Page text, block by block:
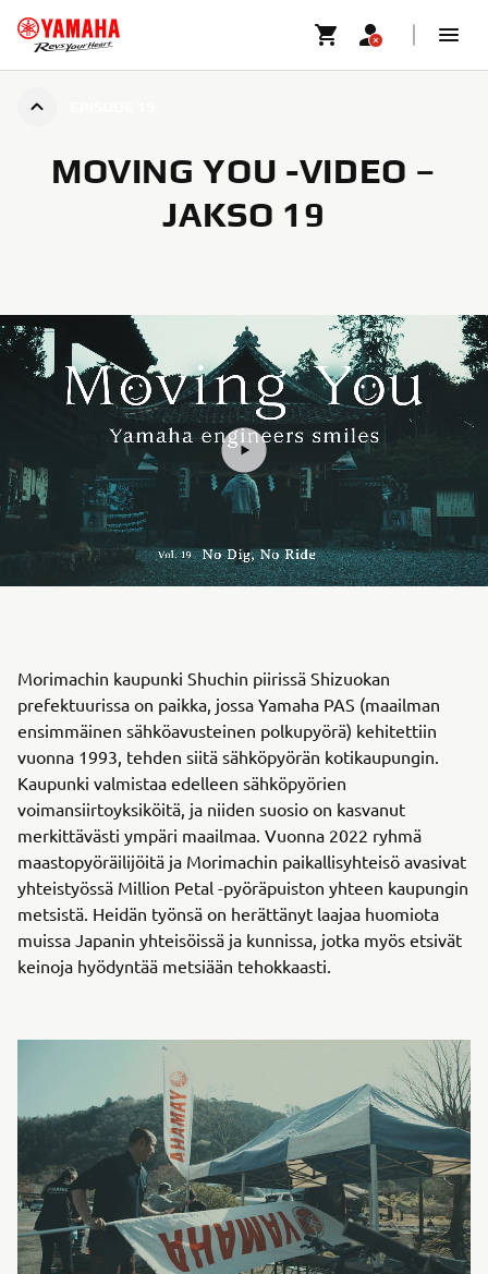
MOVING YOU -VIDEO –
JAKSO 19
Morimachin kaupunki Shuchin piirissä Shizuokan
prefektuurissa on paikka, jossa Yamaha PAS (maailman
ensimmäinen sähköavusteinen polkupyörä) kehitettiin
vuonna 1993, tehden siitä sähköpyörän kotikaupungin.
Kaupunki valmistaa edelleen sähköpyörien
voimansiirtoyksiköitä, ja niiden suosio on kasvanut
merkittävästi ympäri maailmaa. Vuonna 2022 ryhmä
maastopyöräilijöitä ja Morimachin paikallisyhteisö avasivat
yhteistyössä Million Petal -pyöräpuiston yhteen kaupungin
metsistä. Heidän työnsä on herättänyt laajaa huomiota
muissa Japanin yhteisöissä ja kunnissa, jotka myös etsivät
keinoja hyödyntää metsiään tehokkaasti.